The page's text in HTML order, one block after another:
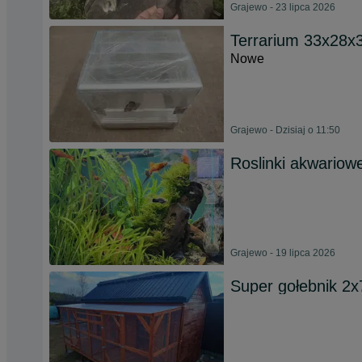
Grajewo - 23 lipca 2026
Terrarium
Nowe
Grajewo - Dzisiaj o 11:50
Roslinki
Grajewo - 19 lipca 2026
Super gołebnik